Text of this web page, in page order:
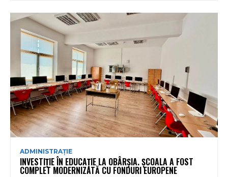
ADMINISTRAȚIE
INVESTIȚIE ÎN EDUCAȚIE LA OBÂRȘIA. ȘCOALA A FOST
COMPLET MODERNIZATĂ CU FONDURI EUROPENE